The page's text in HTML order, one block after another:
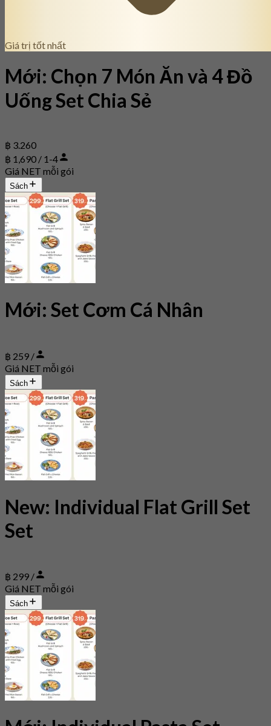
Giá trị tốt nhất
Mới: Chọn 7 Món Ăn và 4 Đồ
Uống Set Chia Sẻ
฿ 3.260
฿ 1,690 / 1-4
Giá NET mỗi gói
Sách
Mới: Set Cơm Cá Nhân
฿ 259 /
Giá NET mỗi gói
Sách
New: Individual Flat Grill Set
Set
฿ 299 /
Giá NET mỗi gói
Sách